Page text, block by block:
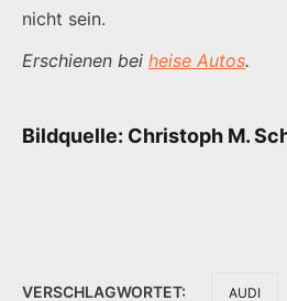
nicht sein.
Erschienen bei heise Autos.
Bildquelle: Christoph M.
VERSCHLAGWORTET: AUDI